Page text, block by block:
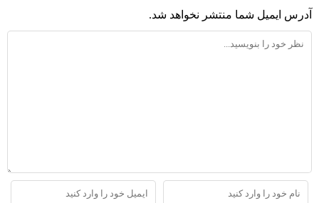
آدرس ایمیل شما منتشر نخواهد شد.